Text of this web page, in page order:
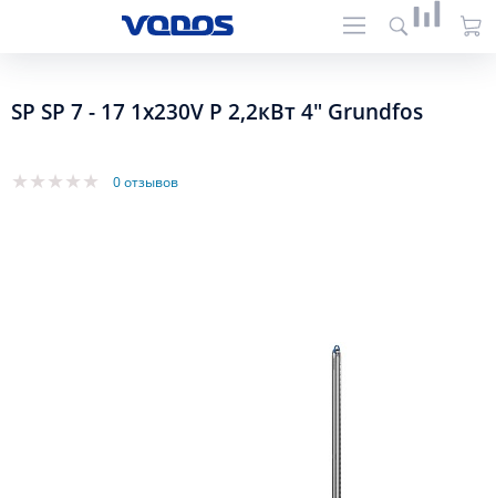
SP SP 7 - 17 1х230V P 2,2кВт 4" Grundfos
0 отзывов